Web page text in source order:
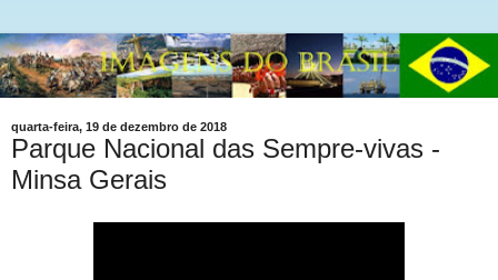
quarta-feira, 19 de dezembro de 2018
Parque Nacional das Sempre-vivas -
Minsa Gerais